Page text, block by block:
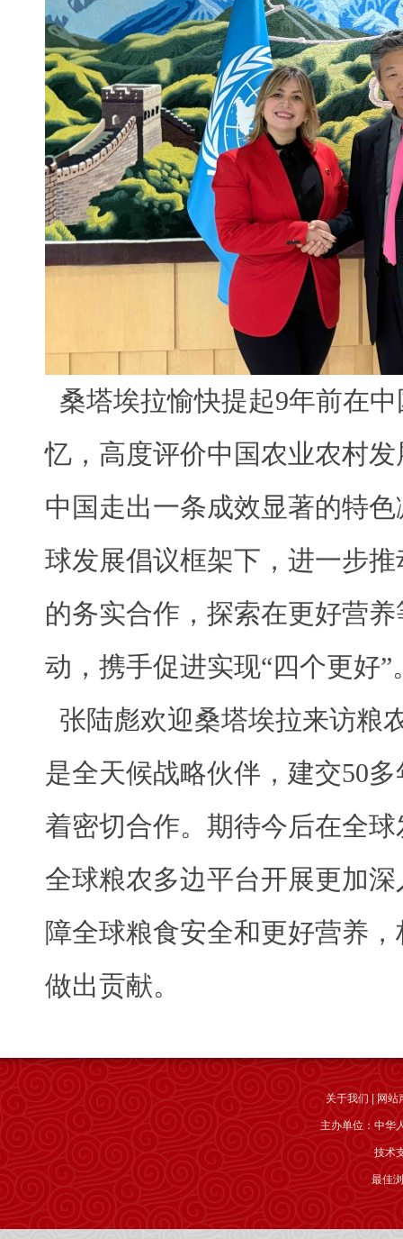
桑塔埃拉愉快提起9年前在
忆，高度评价中国农业农村
中国走出一条成效显著的特
球发展倡议框架下，进一步
的务实合作，探索在更好营
动，携手促进实现“四个更好”
张陆彪欢迎桑塔埃拉来访粮
是全天候战略伙伴，建交50
着密切合作。期待今后在全
全球粮农多边平台开展更加
障全球粮食安全和更好营养
做出贡献。
关于我们 | 网站
主办单位：中华
技术
最佳